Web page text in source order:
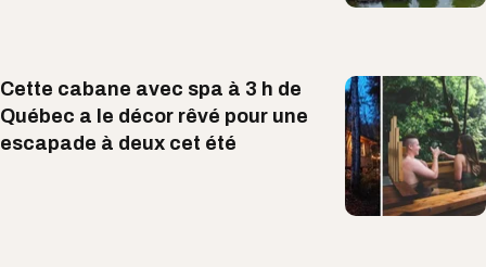
Cette cabane avec spa à 3 h de
Québec a le décor rêvé pour une
escapade à deux cet été